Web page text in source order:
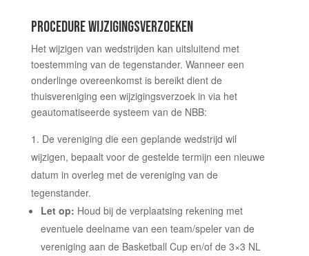
PROCEDURE WIJZIGINGSVERZOEKEN
Het wijzigen van wedstrijden kan uitsluitend met
toestemming van de tegenstander. Wanneer een
onderlinge overeenkomst is bereikt dient de
thuisvereniging een wijzigingsverzoek in via het
geautomatiseerde systeem van de NBB:
De vereniging die een geplande wedstrijd wil
wijzigen, bepaalt voor de gestelde termijn een nieuwe
datum in overleg met de vereniging van de
tegenstander.
Let op: Houd bij de verplaatsing rekening met
eventuele deelname van een team/speler van de
vereniging aan de Basketball Cup en/of de 3×3 NL